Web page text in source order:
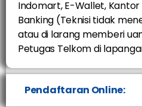
Indomart, E-Wallet, Kantor
Banking (Teknisi tidak
atau di larang memberi
Petugas Telkom di
Pendaftaran Online: